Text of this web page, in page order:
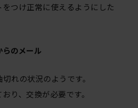
つけ正常に使えるようにした
のメール
れの状況のようです。
り、交換が必要です。